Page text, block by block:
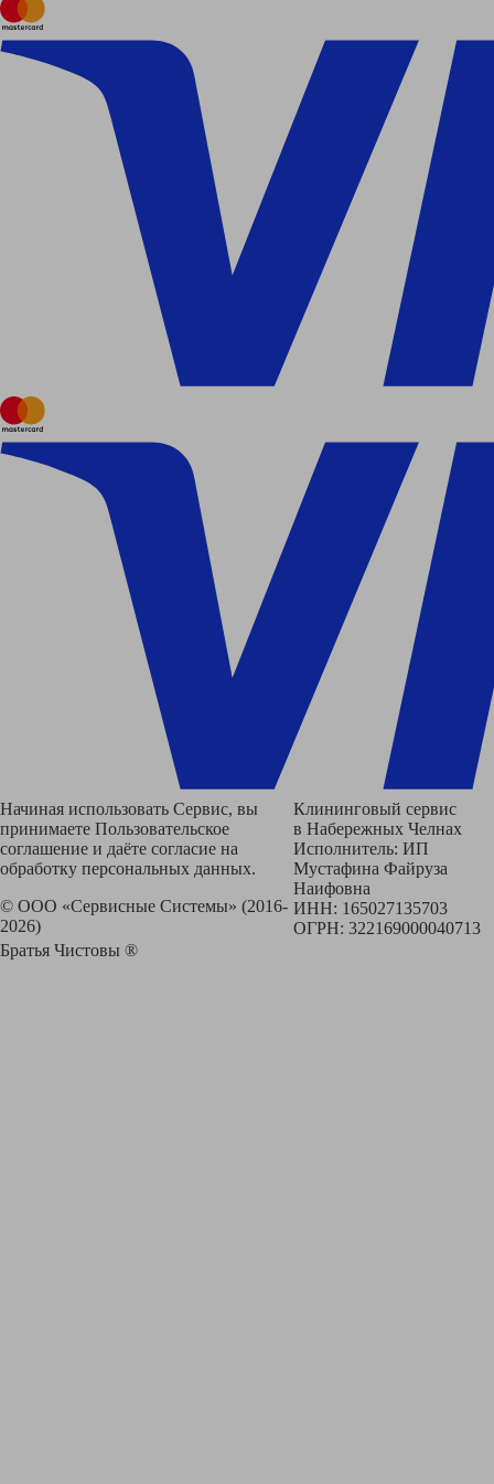
Начиная использовать Сервис, вы
принимаете Пользовательское
соглашение и даёте согласие на
обработку персональных данных.
© ООО «Сервисные Системы» (2016-
2026)
Братья Чистовы ®
Клининговый сервис
в Набережных Челнах
Исполнитель: ИП
Мустафина Файруза
Наифовна
ИНН: 165027135703
ОГРН: 322169000040713